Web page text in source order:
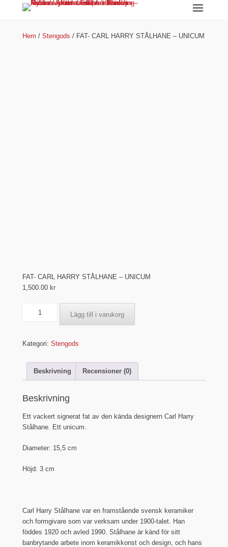
Hem / Stengods / FAT- CARL HARRY STÅLHANE – UNICUM
FAT- CARL HARRY STÅLHANE – UNICUM
1,500.00 kr
STÅLHANE
UNICUM
mängd
Lägg till i varukorg
Kategori: Stengods
Beskrivning Recensioner (0)
Beskrivning
Ett vackert signerat fat av den kända designern Carl Harry
Stålhane. Ett unicum.
Diameter: 15,5 cm
Höjd: 3 cm
Carl Harry Stålhane var en framstående svensk keramiker
och formgivare som var verksam under 1900-talet. Han
föddes 1920 och avled 1990. Stålhane är känd för sitt
banbrytande arbete inom keramikkonst och design, och hans